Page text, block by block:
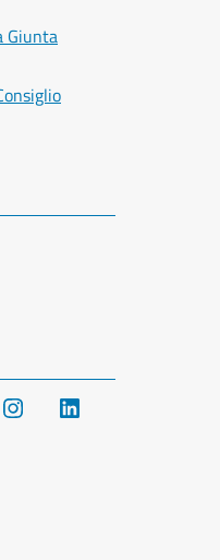
Giunta
Instagram